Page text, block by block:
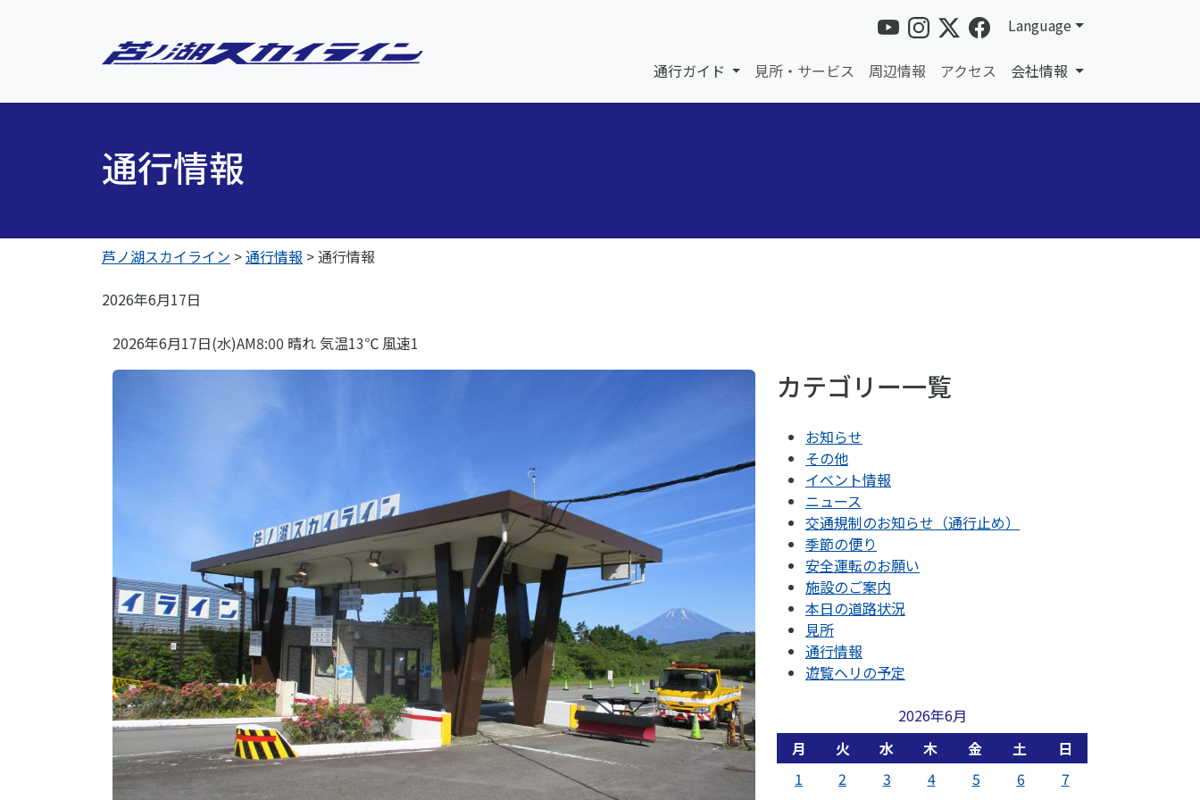
Language
通行ガイド 見所・サービス 周辺情報 アクセス 会社情報
通行情報
芦ノ湖スカイライン >通行情報 >通行情報
2026年6月17日
2026年6月17日(水)AM8:00 晴れ 気温13℃ 風速1
カテゴリー一覧
お知らせ
その他
イベント情報
ニュース
交通規制のお知らせ（通行止め）
季節の便り
安全運転のお願い
施設のご案内
本日の道路状況
見所
通行情報
遊覧ヘリの予定
2026年6月
月
火 水 木 金 土
日
1
2 3 4 5 6
7